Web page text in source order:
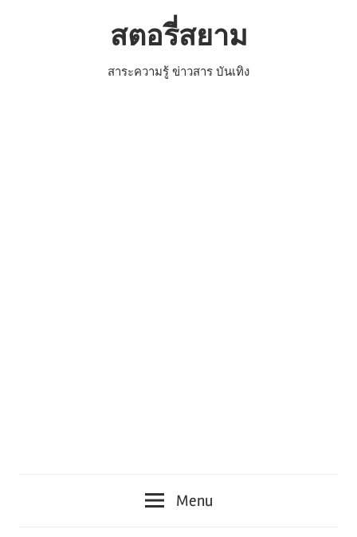
สตอรี่สยาม
สาระความรู้ ข่าวสาร บันเทิง
Menu